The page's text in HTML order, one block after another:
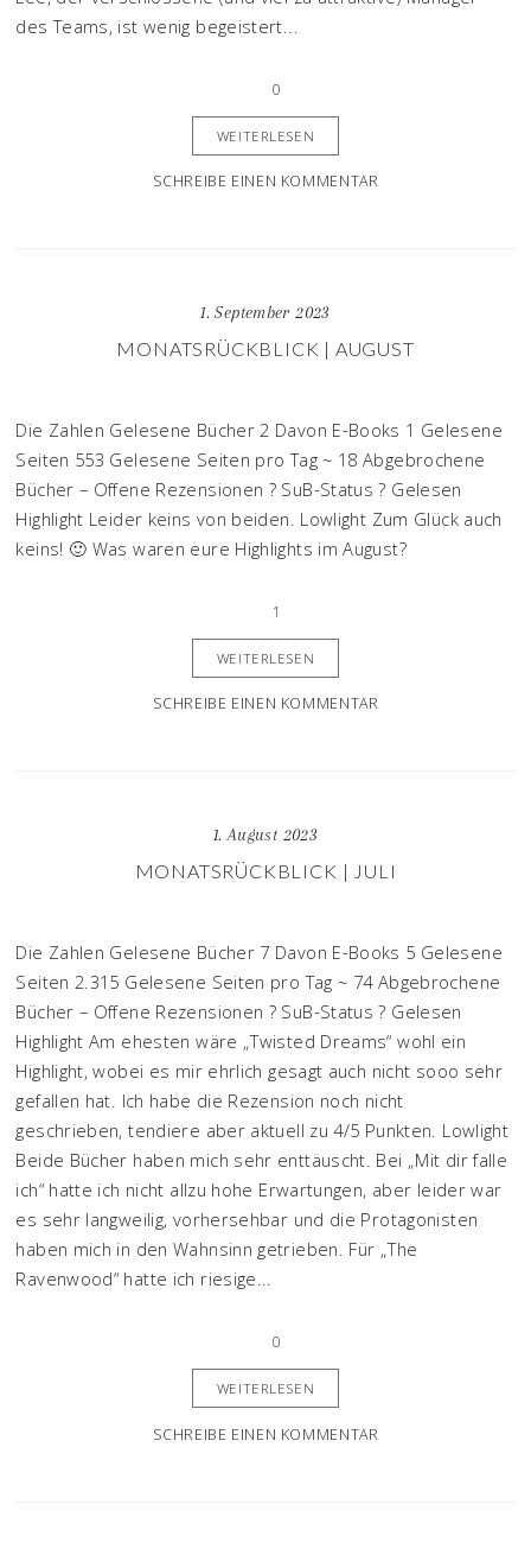
des Teams, ist wenig begeistert...
0
WEITERLESEN
SCHREIBE EINEN KOMMENTAR
1. September 2023
MONATSRÜCKBLICK | AUGUST
Die Zahlen Gelesene Bücher 2 Davon E-Books 1 Gelesene
Seiten 553 Gelesene Seiten pro Tag ~ 18 Abgebrochene
Bücher – Offene Rezensionen ? SuB-Status ? Gelesen
Highlight Leider keins von beiden. Lowlight Zum Glück auch
keins! 🙂 Was waren eure Highlights im August?
1
WEITERLESEN
SCHREIBE EINEN KOMMENTAR
1. August 2023
MONATSRÜCKBLICK | JULI
Die Zahlen Gelesene Bücher 7 Davon E-Books 5 Gelesene
Seiten 2.315 Gelesene Seiten pro Tag ~ 74 Abgebrochene
Bücher – Offene Rezensionen ? SuB-Status ? Gelesen
Highlight Am ehesten wäre „Twisted Dreams“ wohl ein
Highlight, wobei es mir ehrlich gesagt auch nicht sooo sehr
gefallen hat. Ich habe die Rezension noch nicht
geschrieben, tendiere aber aktuell zu 4/5 Punkten. Lowlight
Beide Bücher haben mich sehr enttäuscht. Bei „Mit dir falle
ich“ hatte ich nicht allzu hohe Erwartungen, aber leider war
es sehr langweilig, vorhersehbar und die Protagonisten
haben mich in den Wahnsinn getrieben. Für „The
Ravenwood“ hatte ich riesige...
0
WEITERLESEN
SCHREIBE EINEN KOMMENTAR